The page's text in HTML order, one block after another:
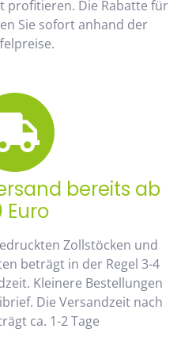
profitieren. Die Rabatte für
Sie sofort anhand der
bereits ab
Euro
Zollstöcken und
beträgt in der Regel 3-4
Kleinere Bestellungen
Die Versandzeit nach
ca. 1-2 Tage